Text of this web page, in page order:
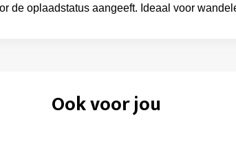
de oplaadstatus aangeeft. Ideaal voor
Ook voor jou